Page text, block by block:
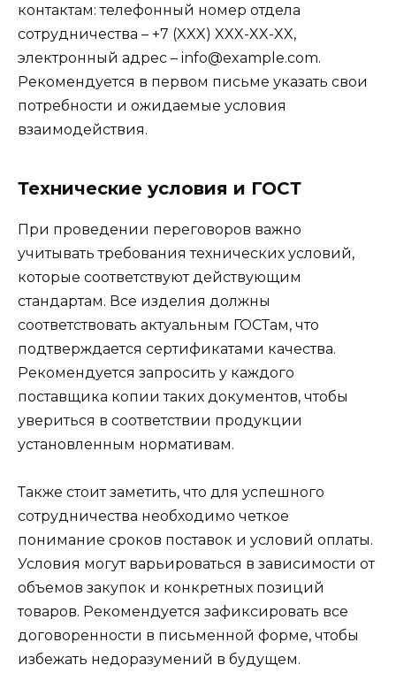
контактам: телефонный номер отдела
сотрудничества – +7 (XXX) XXX-XX-XX,
электронный адрес – info@example.com.
Рекомендуется в первом письме указать свои
потребности и ожидаемые условия
взаимодействия.
Технические условия и ГОСТ
При проведении переговоров важно
учитывать требования технических условий,
которые соответствуют действующим
стандартам. Все изделия должны
соответствовать актуальным ГОСТам, что
подтверждается сертификатами качества.
Рекомендуется запросить у каждого
поставщика копии таких документов, чтобы
увериться в соответствии продукции
установленным нормативам.
Также стоит заметить, что для успешного
сотрудничества необходимо четкое
понимание сроков поставок и условий оплаты.
Условия могут варьироваться в зависимости от
объемов закупок и конкретных позиций
товаров. Рекомендуется зафиксировать все
договоренности в письменной форме, чтобы
избежать недоразумений в будущем.